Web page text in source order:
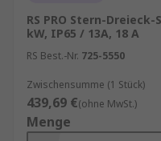
RS PRO Stern-
kW, IP65 / 13A, 18 A
RS Best.-Nr. 725-5550
Zwischensumme (1 Stück)
439,69 €(ohne MwSt.)
Menge